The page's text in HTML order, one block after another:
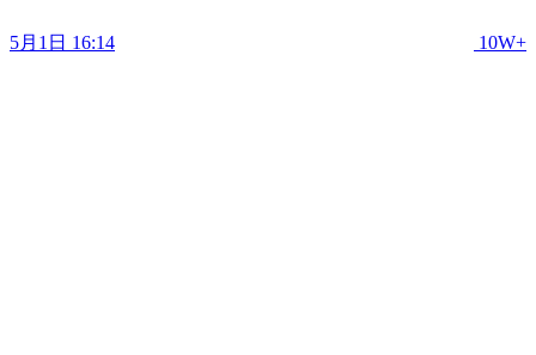
5月1日 16:14 10W+